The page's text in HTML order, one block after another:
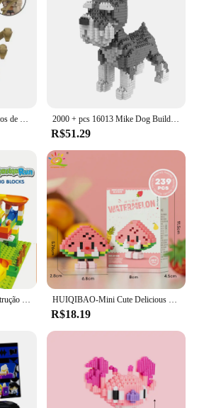
1 PCS Figuras de Ação Blocos de Construção brinquedos Série WM6153 WM2475 WM2476 WM2477 WM2478 WM2479 WM2480 WM2481 WM2482 WM6154 2000 + pcs 16013 Mike Dog Building Blocks Diamante Micro Partículas Spelling Toy Pet Dog Block Modelo Brinquedos para Crianças Presentes
R$51.29
Marble Run Blocos de Construção para Crianças, Dinosaur Park, Educação Infantil STEM Toy, Maze Bricks Set, Presente de Aniversário e Festival HUIQIBAO-Mini Cute Delicious Fruit Micro Building Blocks, 3D Diamond Model, Food Bricks, DIY City Construction Brinquedos para Crianças
R$18.19